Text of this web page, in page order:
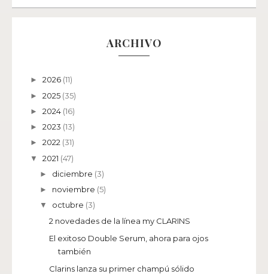
ARCHIVO
► 2026 (11)
► 2025 (35)
► 2024 (16)
► 2023 (13)
► 2022 (31)
▼ 2021 (47)
► diciembre (3)
► noviembre (5)
▼ octubre (3)
2 novedades de la línea my CLARINS
El exitoso Double Serum, ahora para ojos
también
Clarins lanza su primer champú sólido